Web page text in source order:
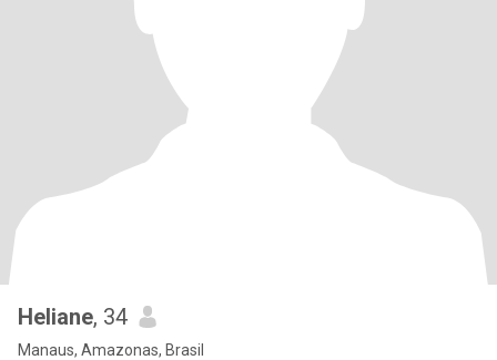
Heliane, 34
Manaus, Amazonas, Brasil